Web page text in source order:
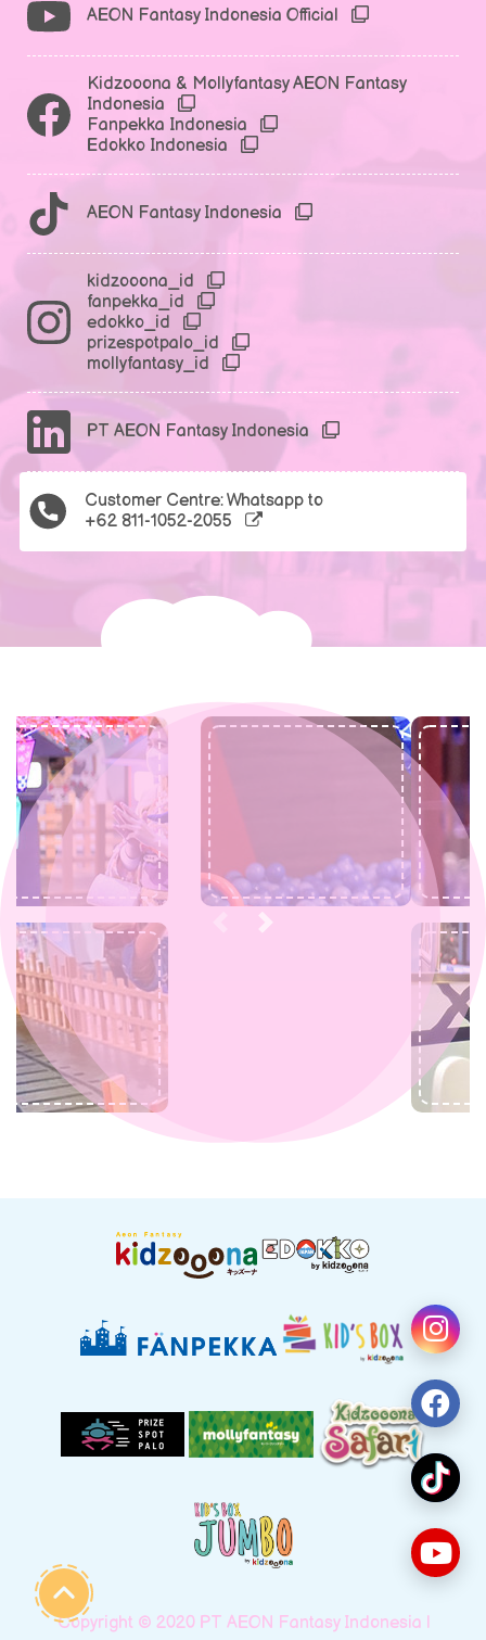
AEON Fantasy Indonesia Official
Kidzooona & Mollyfantasy AEON Fantasy
Indonesia
Fanpekka Indonesia
Edokko Indonesia
AEON Fantasy Indonesia
kidzooona_id
fanpekka_id
edokko_id
prizespotpalo_id
mollyfantasy_id
PT AEON Fantasy Indonesia
Customer Centre: Whatsapp to
+62 811-1052-2055
PreviousNext
Copyright © 2020 PT AEON Fantasy Indonesia |